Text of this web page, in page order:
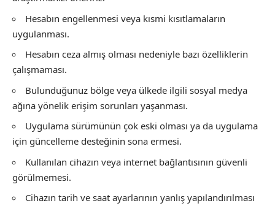
Hesabın engellenmesi veya kısmi kısıtlamaların
uygulanması.
Hesabın ceza almış olması nedeniyle bazı özelliklerin
çalışmaması.
Bulunduğunuz bölge veya ülkede ilgili sosyal medya
ağına yönelik erişim sorunları yaşanması.
Uygulama sürümünün çok eski olması ya da uygulama
için güncelleme desteğinin sona ermesi.
Kullanılan cihazın veya internet bağlantısının güvenli
görülmemesi.
Cihazın tarih ve saat ayarlarının yanlış yapılandırılması